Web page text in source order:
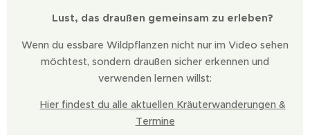
🌿 Lust, das draußen gemeinsam zu erleben?
Wenn du essbare Wildpflanzen nicht nur im Video sehen
möchtest, sondern draußen sicher erkennen und
verwenden lernen willst:
Hier findest du alle aktuellen Kräuterwanderungen &
Termine